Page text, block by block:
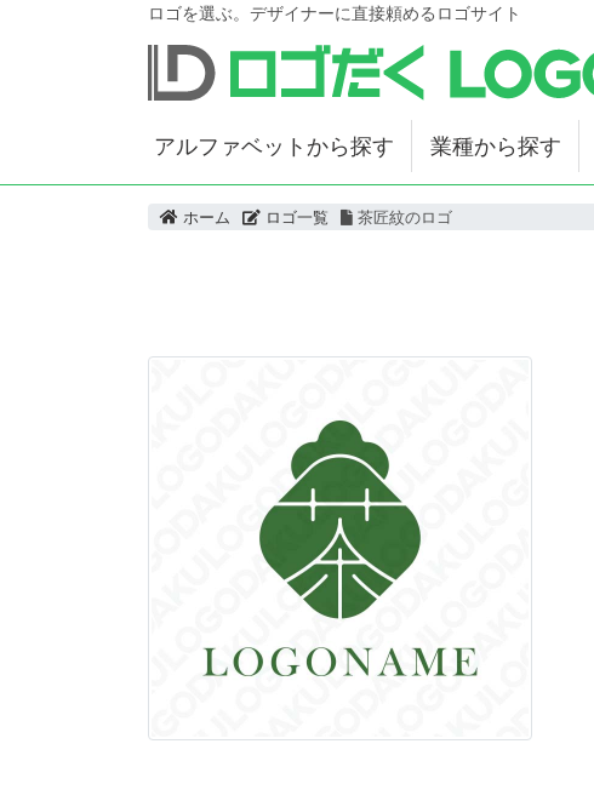
ロゴを選ぶ。デザイナーに直接頼めるロゴサイト
アルファベットから探す 業種から探す
ホーム ロゴ一覧 茶匠紋のロゴ